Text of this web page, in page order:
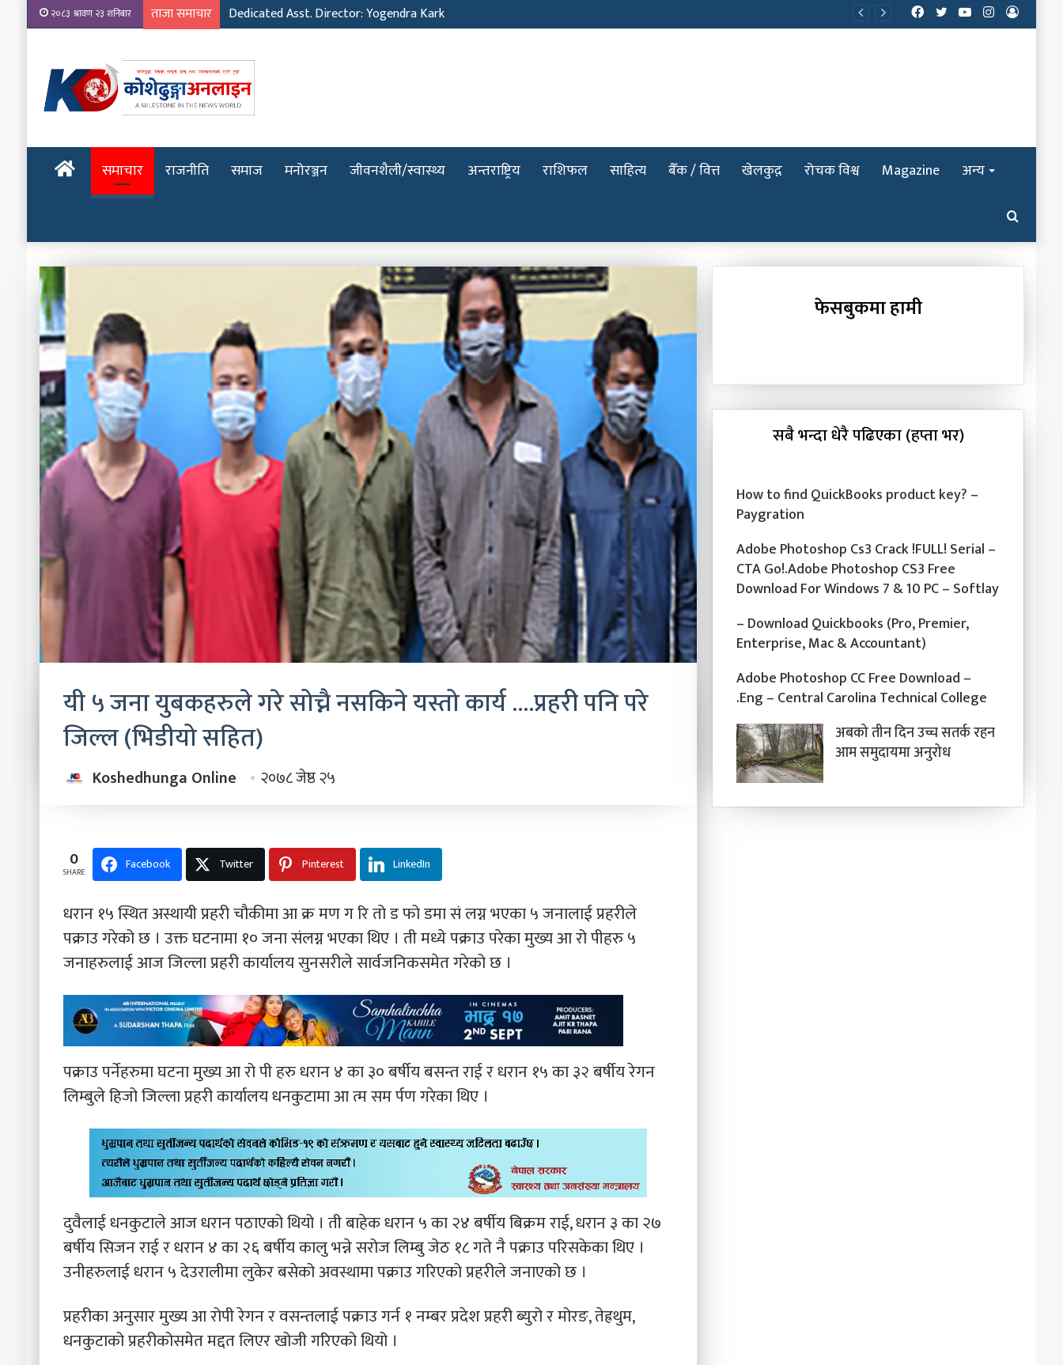
२०८३ श्रावण २३ शनिबार ताजा समाचार Dedicated Asst. Director: Yogendra Kark
Log
Instagram
YouTube
Twitter
Facebook
होमपेजसमाचार राजनीति समाज मनोरञ्जन जीवनशैली/स्वास्थ्य अन्तराष्ट्रिय राशिफल साहित्य बैँक / वित्त खेलकुद़़ रोचक विश्व Magazine अन्य
Search
for
यी ५ जना युबकहरुले गरे सोच्नै नसकिने यस्तो कार्य ….प्रहरी पनि परे
जिल्ल (भिडीयो सहित)
Koshedhunga Online २०७८ जेष्ठ २५
0
SHARE Facebook Twitter Pinterest LinkedIn
धरान १५ स्थित अस्थायी प्रहरी चौकीमा आ क्र मण ग रि तो ड फो डमा सं लग्न भएका ५ जनालाई प्रहरीले
पक्राउ गरेको छ । उक्त घटनामा १० जना संलग्न भएका थिए । ती मध्ये पक्राउ परेका मुख्य आ रो पीहरु ५
जनाहरुलाई आज जिल्ला प्रहरी कार्यालय सुनसरीले सार्वजनिकसमेत गरेको छ ।
पक्राउ पर्नेहरुमा घटना मुख्य आ रो पी हरु धरान ४ का ३० बर्षीय बसन्त राई र धरान १५ का ३२ बर्षीय रेगन
लिम्बुले हिजो जिल्ला प्रहरी कार्यालय धनकुटामा आ त्म सम र्पण गरेका थिए ।
दुवैलाई धनकुटाले आज धरान पठाएको थियो । ती बाहेक धरान ५ का २४ बर्षीय बिक्रम राई, धरान ३ का २७
बर्षीय सिजन राई र धरान ४ का २६ बर्षीय कालु भन्ने सरोज लिम्बु जेठ १८ गते नै पक्राउ परिसकेका थिए ।
उनीहरुलाई धरान ५ देउरालीमा लुकेर बसेको अवस्थामा पक्राउ गरिएको प्रहरीले जनाएको छ ।
प्रहरीका अनुसार मुख्य आ रोपी रेगन र वसन्तलाई पक्राउ गर्न १ नम्बर प्रदेश प्रहरी ब्युरो र मोरङ, तेह्रथुम,
धनकुटाको प्रहरीकोसमेत मद्दत लिएर खोजी गरिएको थियो ।
फेसबुकमा हामी
सबै भन्दा धेरै पढिएका (हप्ता भर)
How to find QuickBooks product key? –
Paygration
Adobe Photoshop Cs3 Crack !FULL! Serial –
CTA Go!.Adobe Photoshop CS3 Free
Download For Windows 7 & 10 PC – Softlay
– Download Quickbooks (Pro, Premier,
Enterprise, Mac & Accountant)
Adobe Photoshop CC Free Download –
.Eng – Central Carolina Technical College
अबको तीन दिन उच्च सतर्क रहन
आम समुदायमा अनुरोध